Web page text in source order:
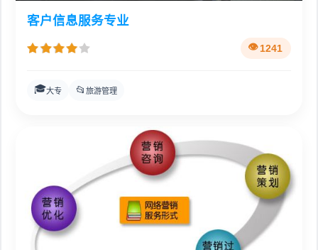
客户信息服务专业
1241
🎓大专 📂 旅游管理